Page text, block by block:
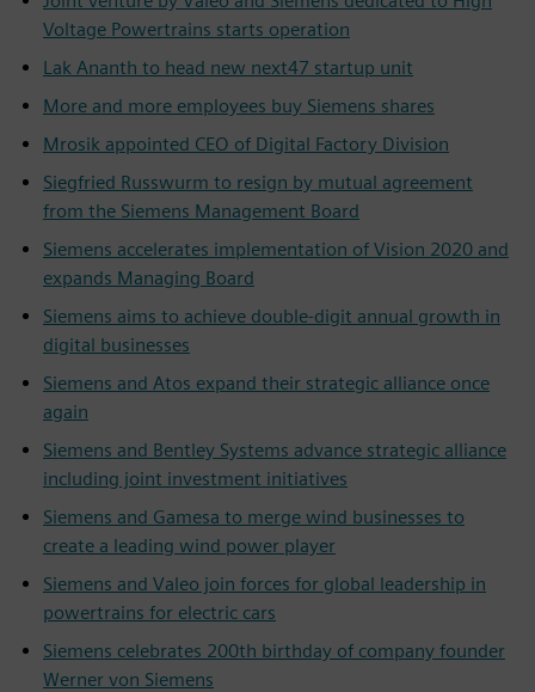
Voltage Powertrains starts operation
Lak Ananth to head new next47 startup unit
More and more employees buy Siemens shares
Mrosik appointed CEO of Digital Factory Division
Siegfried Russwurm to resign by mutual agreement
from the Siemens Management Board
Siemens accelerates implementation of Vision 2020 and
expands Managing Board
Siemens aims to achieve double-digit annual growth in
digital businesses
Siemens and Atos expand their strategic alliance once
again
Siemens and Bentley Systems advance strategic alliance
including joint investment initiatives
Siemens and Gamesa to merge wind businesses to
create a leading wind power player
Siemens and Valeo join forces for global leadership in
powertrains for electric cars
Siemens celebrates 200th birthday of company founder
Werner von Siemens